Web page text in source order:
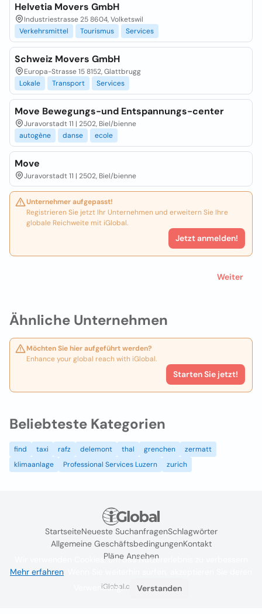
Ähnliche Unternehmen
Möchten Sie hier aufgeführt werden?
Enhance your global reach with iGlobal.
Starten Sie jetzt!
Helvetia Movers GmbH
Industriestrasse 25 8604, Volketswil
Verkehrsmittel
Tourismus Services
Schweiz Movers GmbH
Europa-Strasse 15 8152, Glattbrugg
Lokale
Transport Services
Move Bewegungs-und Entspannungs-center
Juravorstadt 11 | 2502, Biel/bienne
autogène
danse ecole
Move
Juravorstadt 11 | 2502, Biel/bienne
Unternehmer aufgepasst!
Registrieren Sie jetzt Ihr Unternehmen und erweitern Sie Ihre
globale Reichweite mit iGlobal.
Jetzt anmelden!
Weiter
Beliebteste Kategorien
find taxi rafz delemont thal grenchen
zermatt
klimaanlage
Professional Services Luzern zurich
StartseiteNeueste SuchanfragenSchlagwörter
Allgemeine GeschäftsbedingungenKontakt
Pläne Ansehen
iGlobal.co @ 2024
Wir verwenden Cookies, um das Nutzererlebnis zu verbessern
Mehr erfahren
Verwendung.
Verstanden